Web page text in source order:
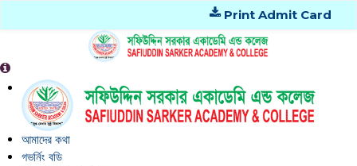
Print Admit Card
আমাদের কথা
গভর্নিং বডি